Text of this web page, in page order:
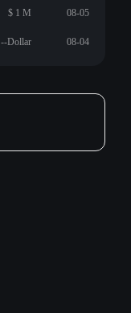
$ 1 M 08-05
--Dollar 08-04